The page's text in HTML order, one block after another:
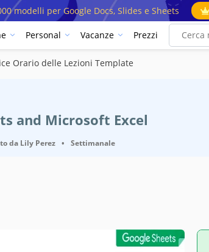
modelli per Google Docs, Slides e Sheets
Personal Vacanze Prezzi
Orario delle Lezioni Template
and Microsoft Excel
da Lily Perez • Settimanale